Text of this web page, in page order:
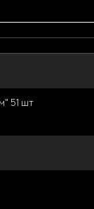
51 шт